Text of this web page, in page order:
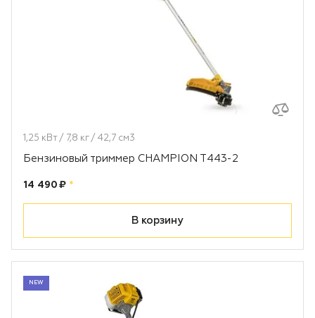
1,25 кВт / 7,8 кг / 42,7 см3
Бензиновый триммер CHAMPION T443-2
Цена:
14 490 ₽ рублей
*
В корзину
NEW